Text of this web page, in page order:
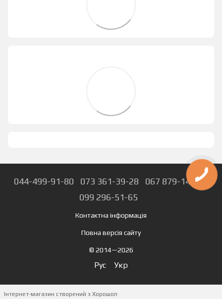
044-499-91-80 073 361-39-28
067 879-14-74
099 296-51-65
Контактна інформація
Повна версія сайту
© 2014—2026
Рус Укр
Інтернет-магазин створений з Хорошоп